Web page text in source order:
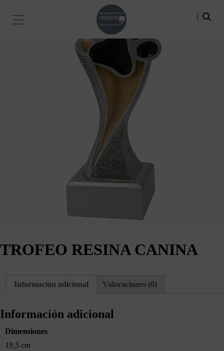
TROFEO RESINA CANINA
Información adicional Valoraciones (0)
Información adicional
Dimensiones
19,5 cm